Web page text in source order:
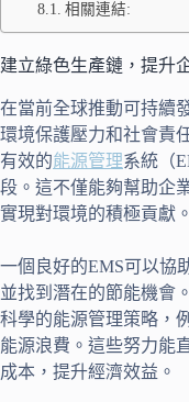
相關連結:
建立綠色生產鏈，提升
在當前全球推動可持續
環境保護壓力和社會責
有效的能源管理系統（
段。這不僅能夠幫助企
實現對環境的積極貢獻。
一個良好的EMS可以協
並找到潛在的節能機會
科學的能源管理策略，
能源浪費。這些努力能
成本，提升經濟效益。